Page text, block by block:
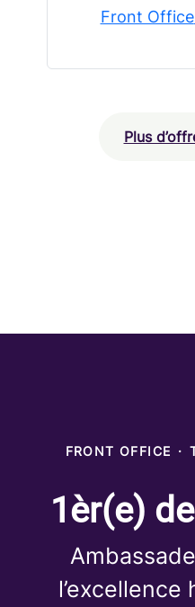
Front Office
Plus
FRONT OFFICE ·
1èr(e)